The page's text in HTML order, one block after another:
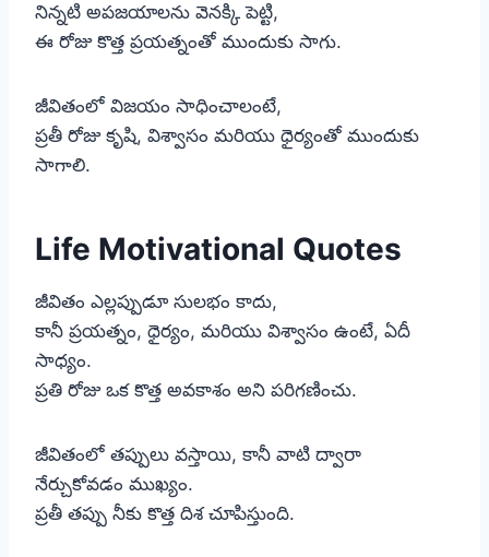
నిన్నటి అపజయాలను వెనక్కి పెట్టి,
ఈ రోజు కొత్త ప్రయత్నంతో ముందుకు సాగు.
జీవితంలో విజయం సాధించాలంటే,
ప్రతీ రోజు కృషి, విశ్వాసం మరియు ధైర్యంతో ముందుకు
సాగాలి.
Life Motivational Quotes
జీవితం ఎల్లప్పుడూ సులభం కాదు,
కానీ ప్రయత్నం, ధైర్యం, మరియు విశ్వాసం ఉంటే, ఏదీ
సాధ్యం.
ప్రతి రోజు ఒక కొత్త అవకాశం అని పరిగణించు.
జీవితంలో తప్పులు వస్తాయి, కానీ వాటి ద్వారా
నేర్చుకోవడం ముఖ్యం.
ప్రతీ తప్పు నీకు కొత్త దిశ చూపిస్తుంది.